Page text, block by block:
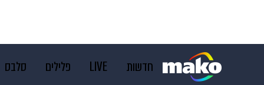
חדשות LIVE פלילים סלבס